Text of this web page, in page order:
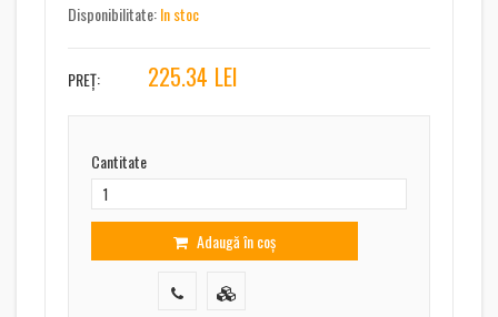
Disponibilitate:In stoc
PREȚ: 225.34 LEI
Cantitate
Adaugă în coș